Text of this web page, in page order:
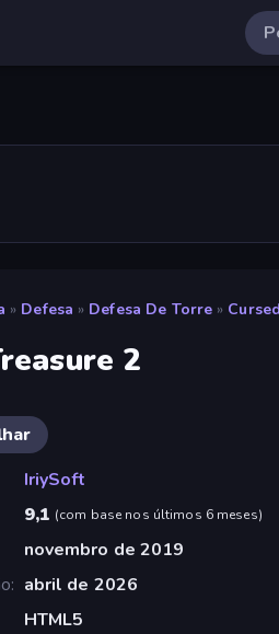
» Defesa » Defesa De Torre »
2
IriySoft
9,1 (com base nos últimos 6 meses)
novembro de 2019
abril de 2026
HTML5